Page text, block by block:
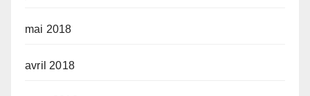
mai 2018
avril 2018